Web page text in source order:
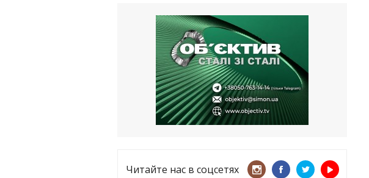
Чугуева, города, который устоял,
несмотря ни на что
21.05.2026
«ТЦК нарушает закон? Пусть
платят!» Как благодаря штрафу
женщину сняли с учета
15.05.2026
Читайте нас в соцсетях